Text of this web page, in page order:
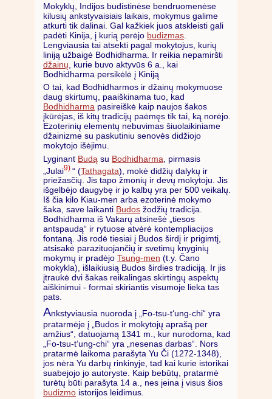
Mokyklų, Indijos budistinėse bendruomenėse
kilusių ankstyvaisiais laikais, mokymus galime
atkurti tik dalinai. Gal kažkiek juos atskleisti gali
padėti Kinija, į kurią perėjo budizmas
Lengviausia tai atsekti pagal mokytojus, kurių
liniją užbaigė Bodhidharma. Ir reikia nepamiršti
džainų , kurie buvo aktyvūs 6 a., kai
Bodhidharma persikėlė į Kiniją
O tai, kad Bodhidharmos ir džainų mokymuose
daug skirtumų, paaiškinama tuo, kad
Bodhidharma pasireiškė kaip naujos šakos
įkūrėjas, iš kitų tradicijų paėmęs tik tai, ką norėjo.
Ezoterinių elementų nebuvimas šiuolaikiniame
džainizme su paskutiniu senovės didžiojo
mokytojo išėjimu.
Lyginant Budą su Bodhidharma , pirmasis
„Julai9) “ (Tathagata), mokė didžių dalykų ir
priežasčių. Jis tapo žmonių ir devų mokytoju. Jis
išgelbėjo daugybę ir jo kalbų yra per 500 veikalų.
Iš čia kilo Kiau-men arba ezoterinė mokymo
šaka, save laikanti Budos žodžių tradicija.
Bodhidharma iš Vakarų atsinešė „tiesos
antspaudą“ ir rytuose atvėrė kontempliacijos
fontaną. Jis rodė tiesiai į Budos širdį ir prigimtį,
atsisakė parazituojančių ir svetimų knyginių
mokymų ir pradėjo Tsung-men (t.y. Čano
mokykla), išlaikiusią Budos širdies tradiciją. Ir jis
įtraukė dvi šakas reikalingas skirtingų aspektų
aiškinimui - formai skiriantis visumoje lieka tas
pats.
Ankstyviausia nuoroda į „Fo-tsu-t‘ung-chi“ yra
pratarmėje į „Budos ir mokytojų aprašą per
amžius“, datuojamą 1341 m., kur nurodoma, kad
„Fo-tsu-t‘ung-chi“ yra „nesenas darbas“. Nors
pratarmė laikoma parašyta Yu Či (1272-1348),
jos nėra Yu darbų rinkinyje, tad kai kurie istorikai
suabejojo jo autoryste. Kaip bebūtų, pratarmė
turėtų būti parašyta 14 a., nes įeina į visus šios
budizmo istorijos leidimus.